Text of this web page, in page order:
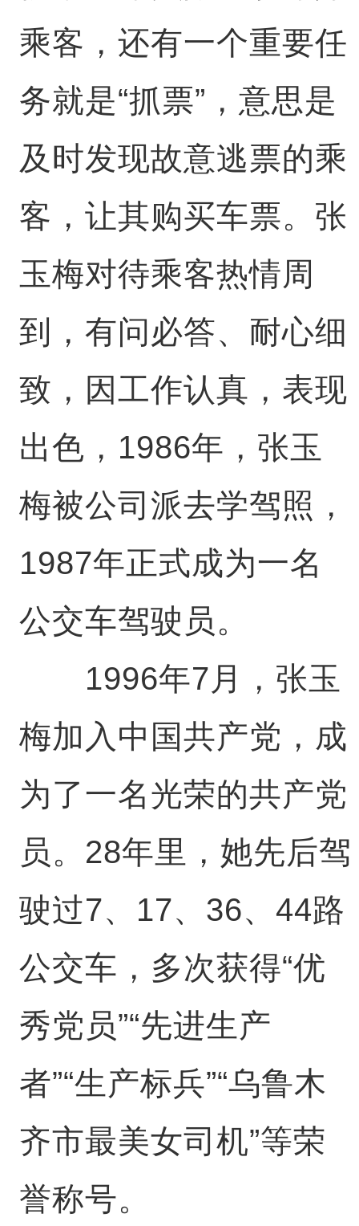
乘客，还有一个重要任
务就是“抓票”，意思是
及时发现故意逃票的乘
客，让其购买车票。张
玉梅对待乘客热情周
到，有问必答、耐心细
致，因工作认真，表现
出色，1986年，张玉
梅被公司派去学驾照，
1987年正式成为一名
公交车驾驶员。
1996年7月，张玉
梅加入中国共产党，成
为了一名光荣的共产党
员。28年里，她先后驾
驶过7、17、36、44路
公交车，多次获得“优
秀党员”“先进生产
者”“生产标兵”“乌鲁木
齐市最美女司机”等荣
誉称号。